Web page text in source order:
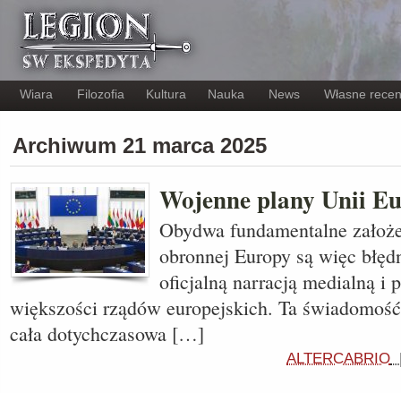
Wiara Filozofia Kultura Nauka News Własne
Archiwum 21 marca 2025
Wojenne plany Unii
Obydwa fundamentalne
obronnej Europy są więc
oficjalną narracją medialną i
większości rządów europejskich. Ta
cała dotychczasowa […]
ALTERCABRIO